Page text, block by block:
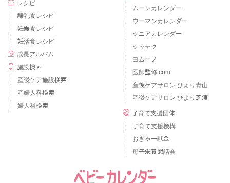
レシピ
離乳食レシピ
妊娠食レシピ
妊活食レシピ
成長アルバム
施設検索
産後ケア施設検索
産婦人科検索
婦人科検索
ムーンカレンダー
ウーマンカレンダー
シニアカレンダー
シッテク
ヨムーノ
医師監修.com
産後ケアサロン ひより青山
産後ケアサロン ひより芝浦
子育て支援団体
子育て支援機構
おぎゃー献金
母子栄養懇話会